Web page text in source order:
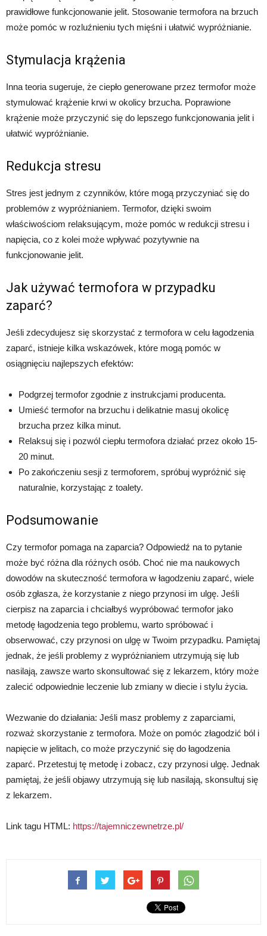
prawidłowe funkcjonowanie jelit. Stosowanie termofora na brzuch
może pomóc w rozluźnieniu tych mięśni i ułatwić wypróżnianie.
Stymulacja krążenia
Inna teoria sugeruje, że ciepło generowane przez termofor może
stymulować krążenie krwi w okolicy brzucha. Poprawione
krążenie może przyczynić się do lepszego funkcjonowania jelit i
ułatwić wypróżnianie.
Redukcja stresu
Stres jest jednym z czynników, które mogą przyczyniać się do
problemów z wypróżnianiem. Termofor, dzięki swoim
właściwościom relaksującym, może pomóc w redukcji stresu i
napięcia, co z kolei może wpływać pozytywnie na
funkcjonowanie jelit.
Jak używać termofora w przypadku
zaparć?
Jeśli zdecydujesz się skorzystać z termofora w celu łagodzenia
zaparć, istnieje kilka wskazówek, które mogą pomóc w
osiągnięciu najlepszych efektów:
Podgrzej termofor zgodnie z instrukcjami producenta.
Umieść termofor na brzuchu i delikatnie masuj okolicę
brzucha przez kilka minut.
Relaksuj się i pozwól ciepłu termofora działać przez około 15-
20 minut.
Po zakończeniu sesji z termoforem, spróbuj wypróżnić się
naturalnie, korzystając z toalety.
Podsumowanie
Czy termofor pomaga na zaparcia? Odpowiedź na to pytanie
może być różna dla różnych osób. Choć nie ma naukowych
dowodów na skuteczność termofora w łagodzeniu zaparć, wiele
osób zgłasza, że korzystanie z niego przynosi im ulgę. Jeśli
cierpisz na zaparcia i chciałbyś wypróbować termofor jako
metodę łagodzenia tego problemu, warto spróbować i
obserwować, czy przynosi on ulgę w Twoim przypadku. Pamiętaj
jednak, że jeśli problemy z wypróżnianiem utrzymują się lub
nasilają, zawsze warto skonsultować się z lekarzem, który może
zalecić odpowiednie leczenie lub zmiany w diecie i stylu życia.
Wezwanie do działania: Jeśli masz problemy z zaparciami,
rozważ skorzystanie z termofora. Może on pomóc złagodzić ból i
napięcie w jelitach, co może przyczynić się do łagodzenia
zaparć. Przetestuj tę metodę i zobacz, czy przynosi ulgę. Jednak
pamiętaj, że jeśli objawy utrzymują się lub nasilają, skonsultuj się
z lekarzem.
Link tagu HTML: https://tajemniczewnetrze.pl/